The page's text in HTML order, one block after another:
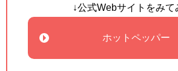
↓公式Webサイトをみて
ホットペッパー